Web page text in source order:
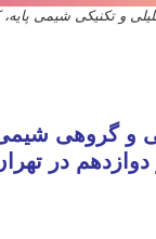
و تکنیکی شیمی پایه،
گروهی شیمی
دوازدهم در